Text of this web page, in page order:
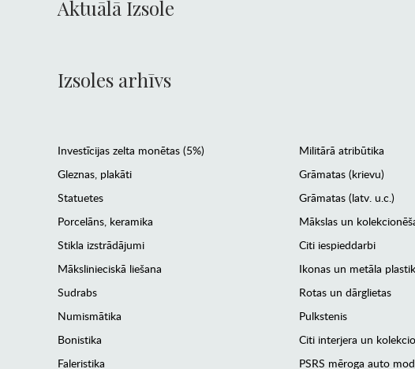
Aktuālā Izsole
Izsoles arhīvs
Investīcijas zelta monētas (5%)
Gleznas, plakāti
Statuetes
Porcelāns, keramika
Stikla izstrādājumi
Mākslinieciskā liešana
Sudrabs
Numismātika
Bonistika
Faleristika
Militārā atribūtika
Grāmatas (krievu)
Grāmatas (latv. u.c.)
Mākslas un
Citi iespieddarbi
Ikonas un metāla
Rotas un dārglietas
Pulkstenis
Citi interjera un
PSRS mēroga auto